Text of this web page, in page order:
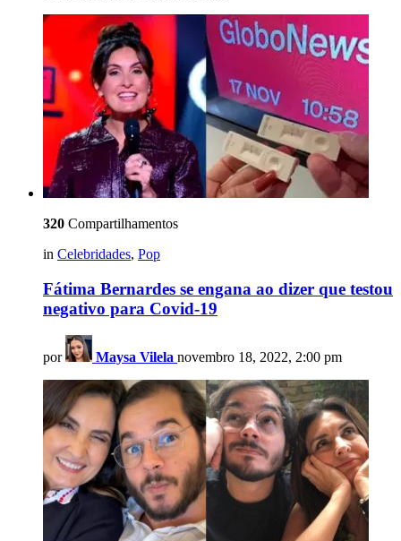
320 Compartilhamentos
in Celebridades, Pop
Fátima Bernardes se engana ao dizer que testou
negativo para Covid-19
por Maysa Vilela novembro 18, 2022, 2:00 pm